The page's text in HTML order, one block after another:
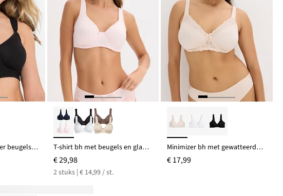
Voedingsbeha zonder beugels met biologisch katoen (set van 2) T-shirt bh met beugels en glanseffect (set van 2)
€ 29,98
2 stuks | € 14,99 / st.
Minimizer bh met gewatteerde bandjes
€ 17,99